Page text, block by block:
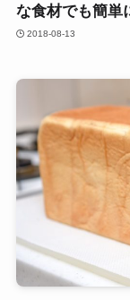
な食材でも簡単
2018-08-13